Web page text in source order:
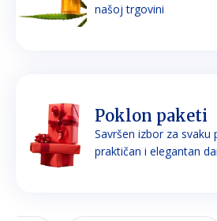
našoj trgovini
Poklon paketi
Savršen izbor za svaku
praktičan i elegantan